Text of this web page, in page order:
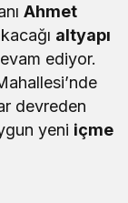
Ahmet
altyapı
ediyor.
devreden
yeni içme